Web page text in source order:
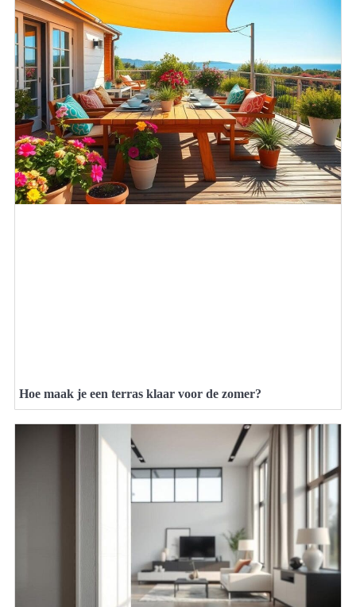
Hoe maak je een terras klaar voor de zomer?